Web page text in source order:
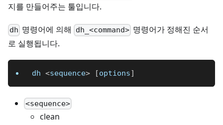
지를 만들어주는 툴입니다.
dh 명령어에 의해 dh_<command>명령어가 정해진 순서
로 실행됩니다.
dh <sequence> [options]
<sequence>
clean